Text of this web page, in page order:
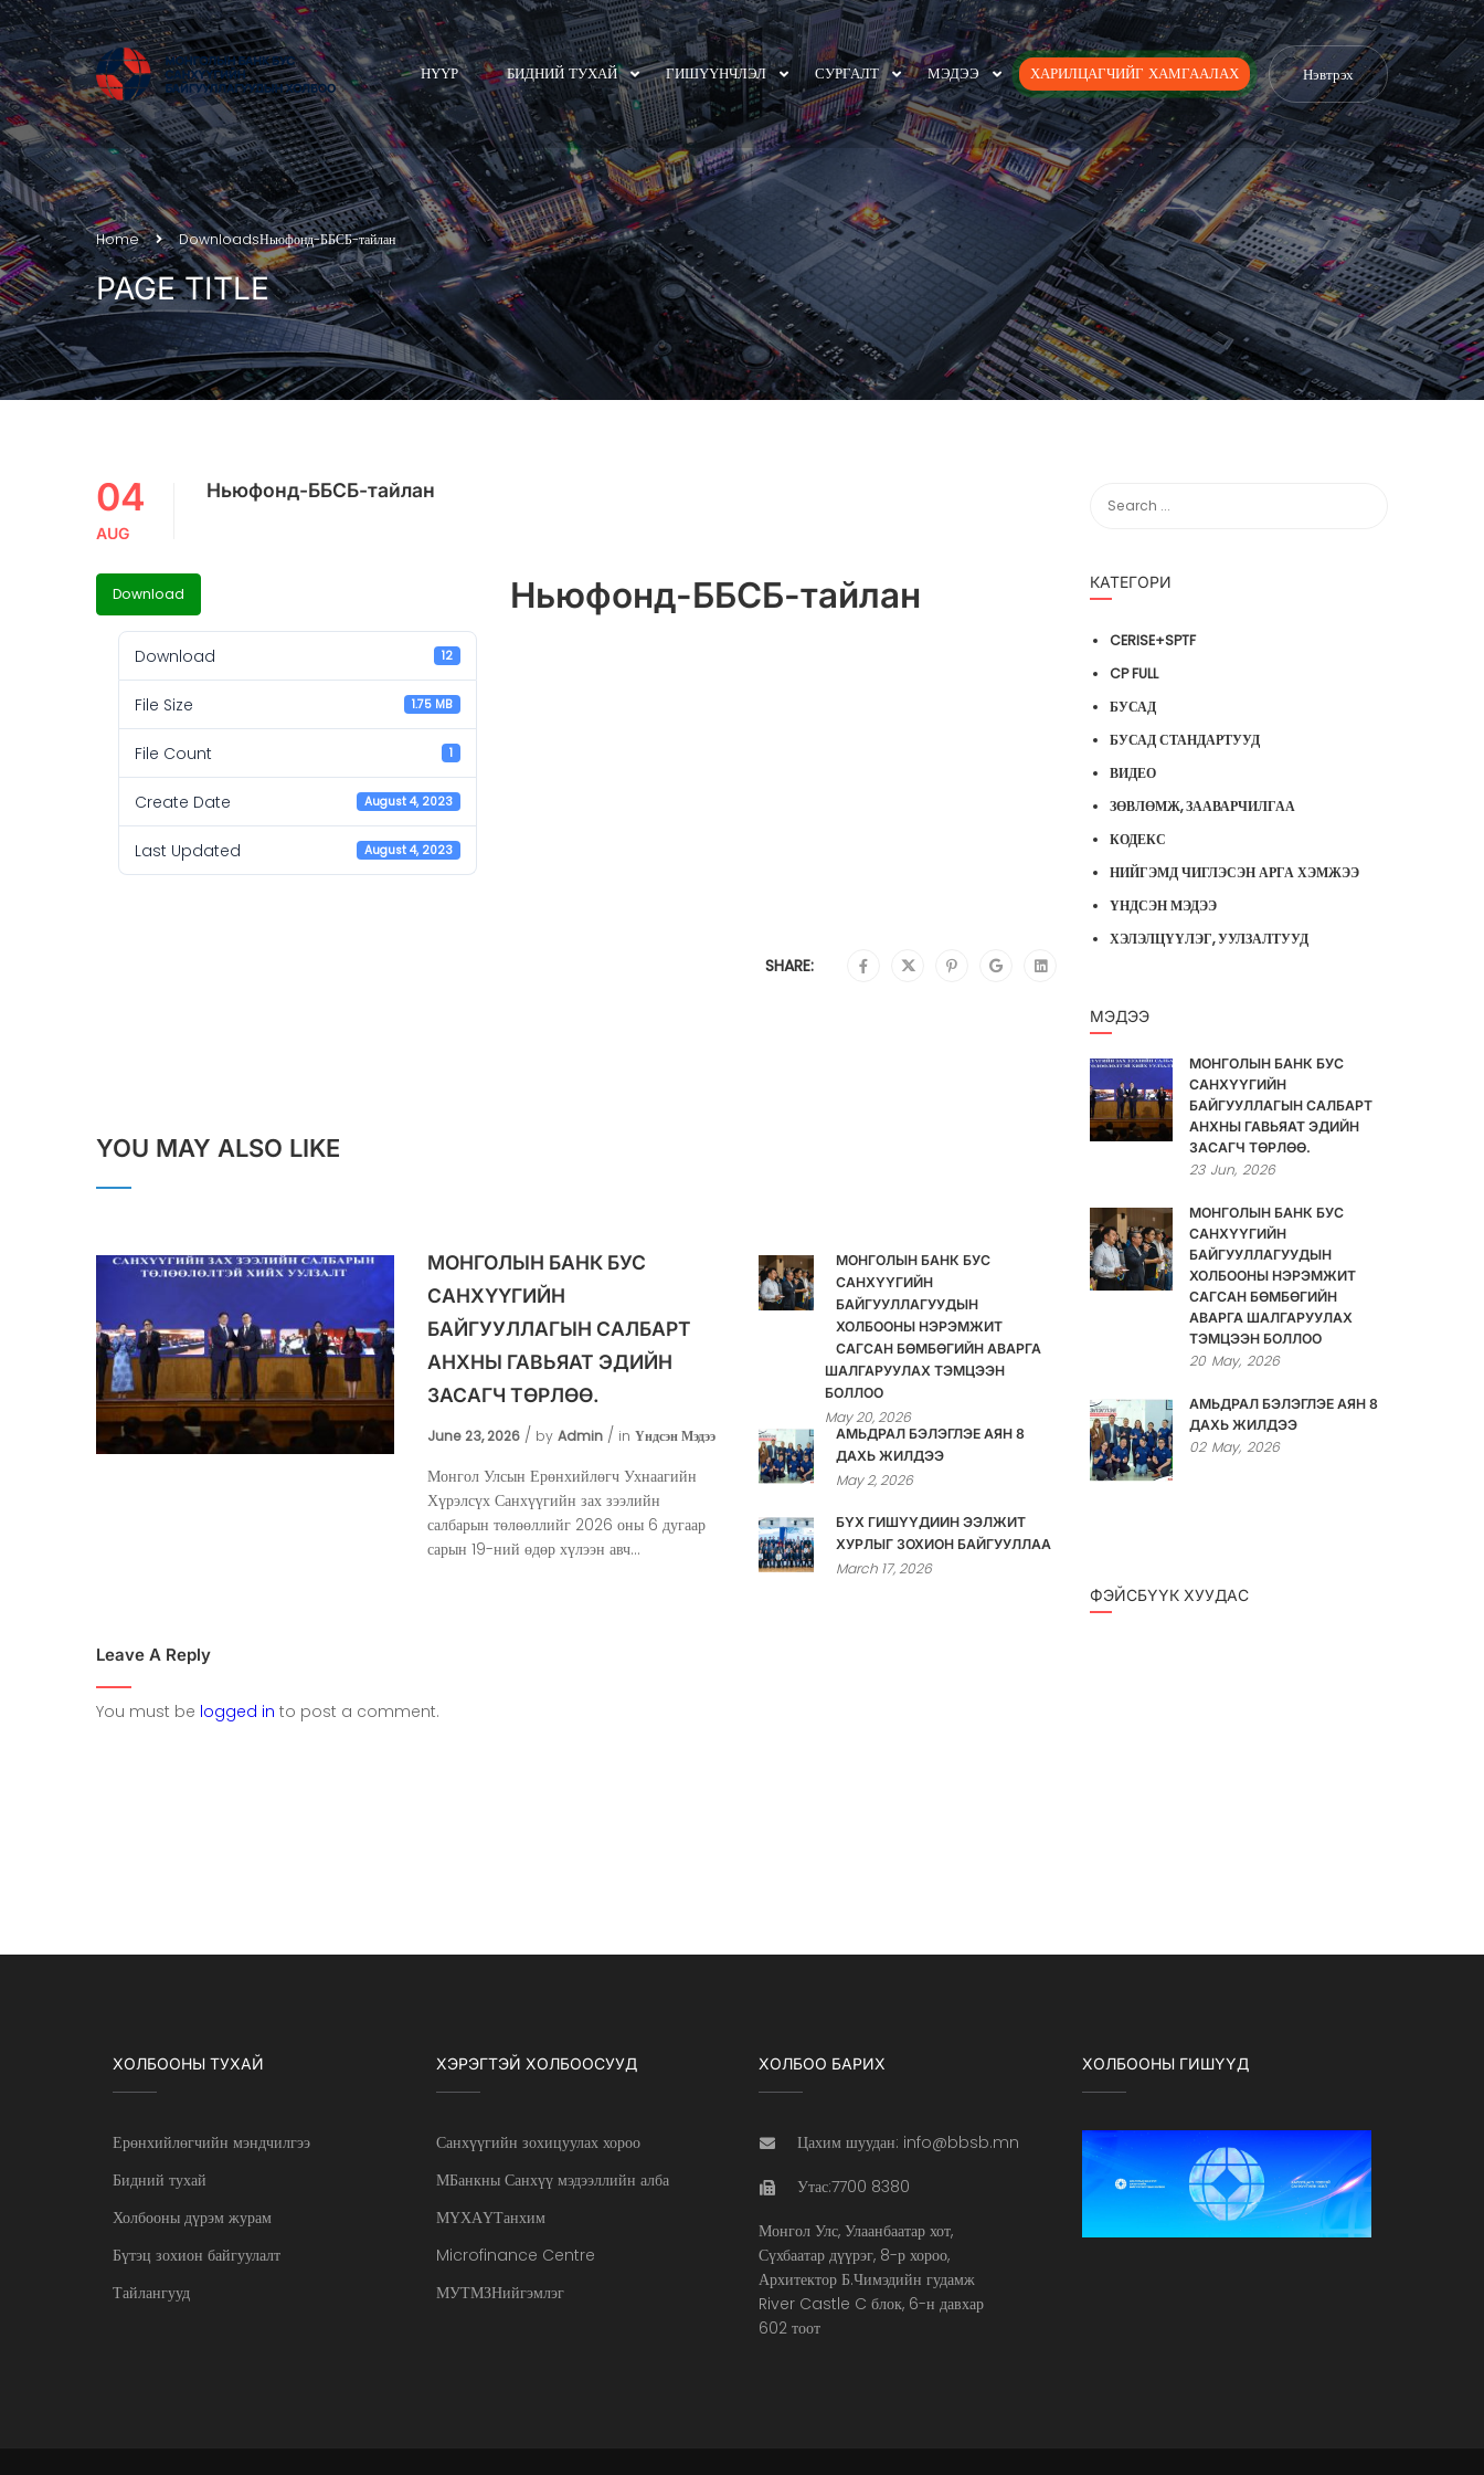
НҮҮР БИДНИЙ ТУХАЙ ГИШҮҮНЧЛЭЛ СУРГАЛТ МЭДЭЭ ХАРИЛЦАГЧИЙГ ХАМГААЛАХ Нэвтрэх
Home DownloadsНьюфонд-ББСБ-тайлан
PAGE TITLE
04
AUG
Ньюфонд-ББСБ-тайлан
Download
Download 12
File Size 1.75 MB
File Count 1
Create Date August 4, 2023
Last Updated August 4, 2023
Ньюфонд-ББСБ-тайлан
SHARE:
YOU MAY ALSO LIKE
МОНГОЛЫН БАНК БУС
САНХҮҮГИЙН
БАЙГУУЛЛАГЫН САЛБАРТ
АНХНЫ ГАВЬЯАТ ЭДИЙН
ЗАСАГЧ ТӨРЛӨӨ.
June 23, 2026 by Admin in Үндсэн Мэдээ
Монгол Улсын Ерөнхийлөгч Ухнаагийн
Хүрэлсүх Санхүүгийн зах зээлийн
салбарын төлөөллийг 2026 оны 6 дугаар
сарын 19-ний өдөр хүлээн авч...
МОНГОЛЫН БАНК БУС
САНХҮҮГИЙН
БАЙГУУЛЛАГУУДЫН
ХОЛБООНЫ НЭРЭМЖИТ
САГСАН БӨМБӨГИЙН АВАРГА
ШАЛГАРУУЛАХ ТЭМЦЭЭН
БОЛЛОО
May 20, 2026
АМЬДРАЛ БЭЛЭГЛЭЕ АЯН 8
ДАХЬ ЖИЛДЭЭ
May 2, 2026
БҮХ ГИШҮҮДИЙН ЭЭЛЖИТ
ХУРЛЫГ ЗОХИОН БАЙГУУЛЛАА
March 17, 2026
Leave A Reply
You must be logged in to post a comment.
КАТЕГОРИ
CERISE+SPTF
CP FULL
БУСАД
БУСАД СТАНДАРТУУД
ВИДЕО
ЗӨВЛӨМЖ, ЗААВАРЧИЛГАА
КОДЕКС
НИЙГЭМД ЧИГЛЭСЭН АРГА ХЭМЖЭЭ
ҮНДСЭН МЭДЭЭ
ХЭЛЭЛЦҮҮЛЭГ, УУЛЗАЛТУУД
МЭДЭЭ
МОНГОЛЫН БАНК БУС
САНХҮҮГИЙН
БАЙГУУЛЛАГЫН САЛБАРТ
АНХНЫ ГАВЬЯАТ ЭДИЙН
ЗАСАГЧ ТӨРЛӨӨ.
23 Jun, 2026
МОНГОЛЫН БАНК БУС
САНХҮҮГИЙН
БАЙГУУЛЛАГУУДЫН
ХОЛБООНЫ НЭРЭМЖИТ
САГСАН БӨМБӨГИЙН
АВАРГА ШАЛГАРУУЛАХ
ТЭМЦЭЭН БОЛЛОО
20 May, 2026
АМЬДРАЛ БЭЛЭГЛЭЕ АЯН 8
ДАХЬ ЖИЛДЭЭ
02 May, 2026
ФЭЙСБҮҮК ХУУДАС
ХОЛБООНЫ ТУХАЙ
Ерөнхийлөгчийн мэндчилгээ
Бидний тухай
Холбооны дүрэм журам
Бүтэц зохион байгуулалт
Тайлангууд
ХЭРЭГТЭЙ ХОЛБООСУУД
Санхүүгийн зохицуулах хороо
МБанкны Санхүү мэдээллийн алба
МҮХАҮТанхим
Microfinance Centre
МУТМЗНийгэмлэг
ХОЛБОО БАРИХ
Цахим шуудан: info@bbsb.mn
Утас:7700 8380
Монгол Улс, Улаанбаатар хот,
Сүхбаатар дүүрэг, 8-р хороо,
Архитектор Б.Чимэдийн гудамж
River Castle C блок, 6-н давхар
602 тоот
ХОЛБООНЫ ГИШҮҮД